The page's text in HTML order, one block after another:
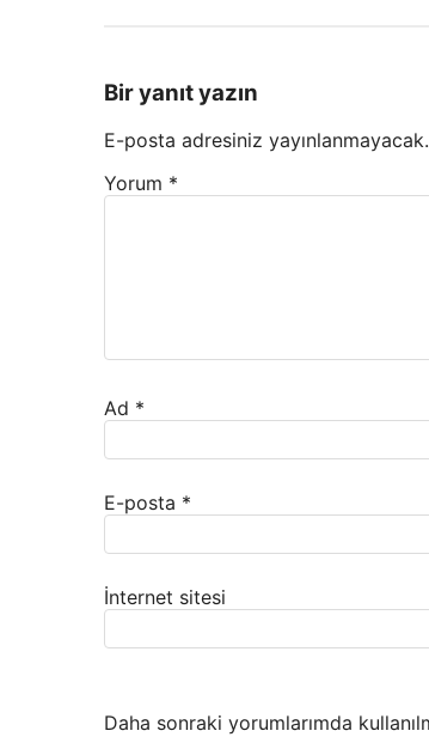
Bir yanıt yazın
E-posta adresiniz yayınlanmayacak.
Yorum *
Ad *
E-posta *
İnternet sitesi
Daha sonraki yorumlarımda